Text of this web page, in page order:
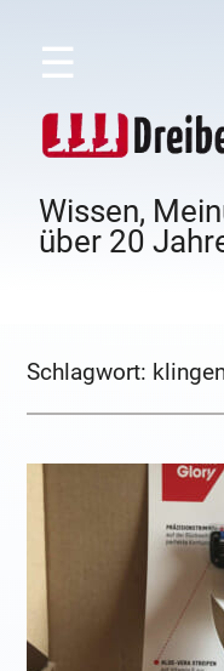
☰
Wissen,
über 20
Schlagwort: